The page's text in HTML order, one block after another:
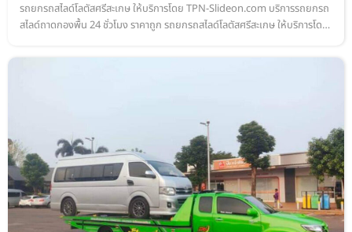
รถยกรถสไลด์โลตัสศรีสะเกษ ให้บริการโดย TPN-Slideon.com บริการรถยกรถ
สไลด์ถาดกองพื้น 24 ชั่วโมง ราคาถูก รถยกรถสไลด์โลตัสศรีสะเกษ ให้บริการโดย